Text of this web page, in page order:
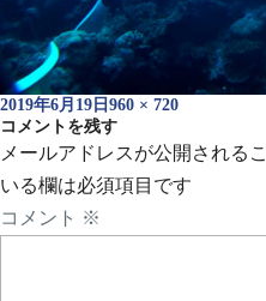
投
稿
日:
2019年6月19日 フ
ル
サ
ズ
960 × 720
コメントを残す
メールアドレスが公開される
いる欄は必須項目です
コメント ※